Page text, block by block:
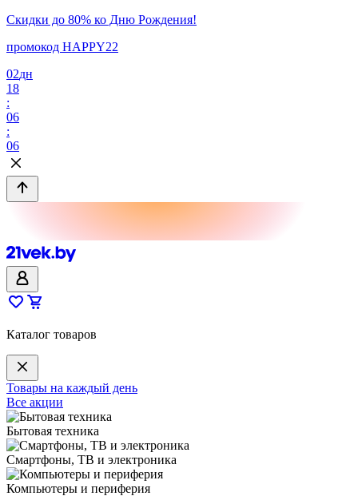
Скидки до 80% ко Дню Рождения!
промокод HAPPY22
02дн
18
:
06
:
06
Каталог товаров
Товары на каждый день
Все акции
Бытовая техника
Смартфоны, ТВ и электроника
Компьютеры и периферия